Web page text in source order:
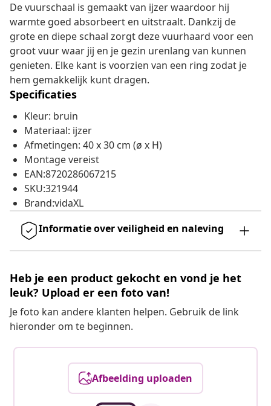
De vuurschaal is gemaakt van ijzer waardoor hij
warmte goed absorbeert en uitstraalt. Dankzij de
grote en diepe schaal zorgt deze vuurhaard voor een
groot vuur waar jij en je gezin urenlang van kunnen
genieten. Elke kant is voorzien van een ring zodat je
hem gemakkelijk kunt dragen.
Specificaties
Kleur: bruin
Materiaal: ijzer
Afmetingen: 40 x 30 cm (ø x H)
Montage vereist
EAN:8720286067215
SKU:321944
Brand:vidaXL
Informatie over veiligheid en naleving
Heb je een product gekocht en vond je het
leuk? Upload er een foto van!
Je foto kan andere klanten helpen. Gebruik de link
hieronder om te beginnen.
Afbeelding uploaden